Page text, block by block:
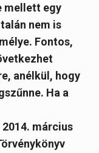
mellett egy
nem is
Fontos,
anélkül, hogy
Ha a
március